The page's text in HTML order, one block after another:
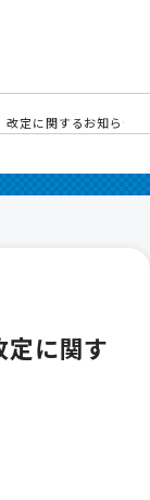
改定に関するお知らせ
定に関す